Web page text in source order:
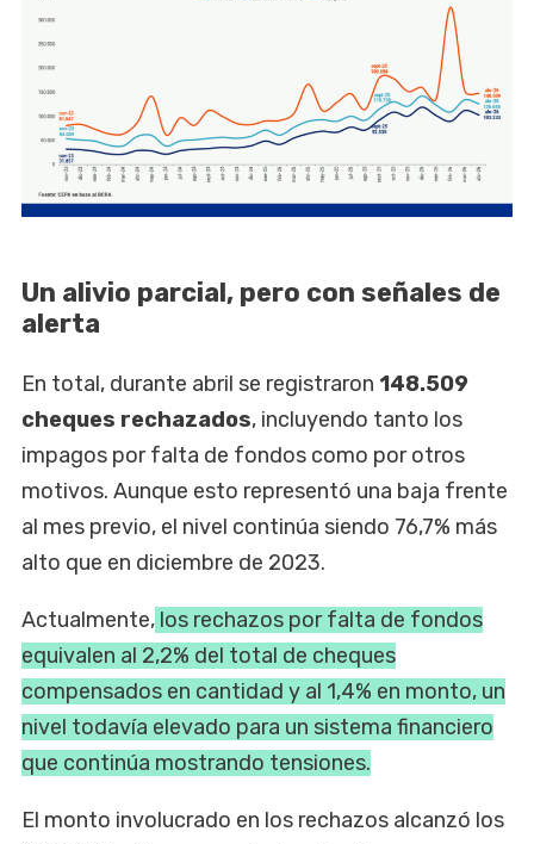
Un alivio parcial, pero con señales de
alerta
En total, durante abril se registraron 148.509
cheques rechazados, incluyendo tanto los
impagos por falta de fondos como por otros
motivos. Aunque esto representó una baja frente
al mes previo, el nivel continúa siendo 76,7% más
alto que en diciembre de 2023.
Actualmente, los rechazos por falta de fondos
equivalen al 2,2% del total de cheques
compensados en cantidad y al 1,4% en monto, un
nivel todavía elevado para un sistema financiero
que continúa mostrando tensiones.
El monto involucrado en los rechazos alcanzó los